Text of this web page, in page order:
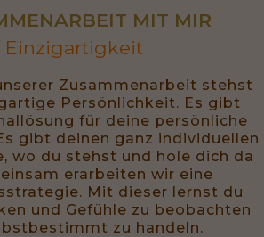
MIT MIR
Einzigartigkeit
Zusammenarbeit stehst
Persönlichkeit. Es gibt
für deine persönliche
gibt deinen ganz individuellen
wo du stehst und hole dich da
erarbeiten wir eine
Mit dieser lernst du
und Gefühle zu beobachten
zu handeln.